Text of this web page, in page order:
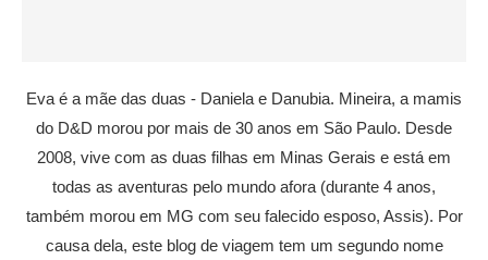
Eva é a mãe das duas - Daniela e Danubia. Mineira, a mamis
do D&D morou por mais de 30 anos em São Paulo. Desde
2008, vive com as duas filhas em Minas Gerais e está em
todas as aventuras pelo mundo afora (durante 4 anos,
também morou em MG com seu falecido esposo, Assis). Por
causa dela, este blog de viagem tem um segundo nome